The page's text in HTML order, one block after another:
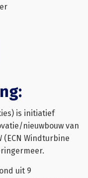
is initiatief
nieuwbouw van
(ECN Windturbine
uit 9